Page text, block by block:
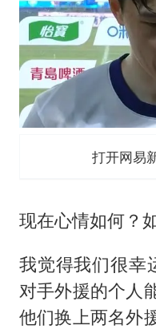
打开网易
现在心情如何？
我觉得我们很幸
对手外援的个人
他们换上两名外